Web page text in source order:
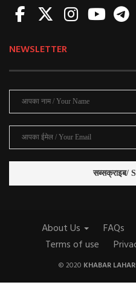
NEWSLETTER
About Us FAQs
Terms of use
© 2020 KHABAR